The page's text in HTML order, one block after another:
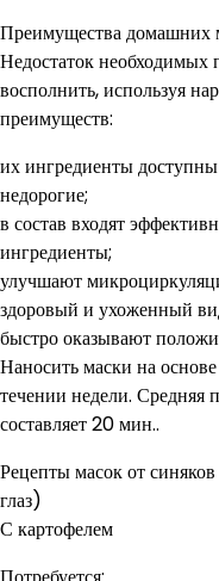
Преимущества домашних
Недостаток необходимых
восполнить, используя
преимуществ:
их ингредиенты
недорогие;
в состав входят
ингредиенты;
улучшают
здоровый и ухоженный
быстро оказывают
Наносить маски на
течении недели. Средняя
составляет 20 мин..
Рецепты масок от
глаз)
С картофелем